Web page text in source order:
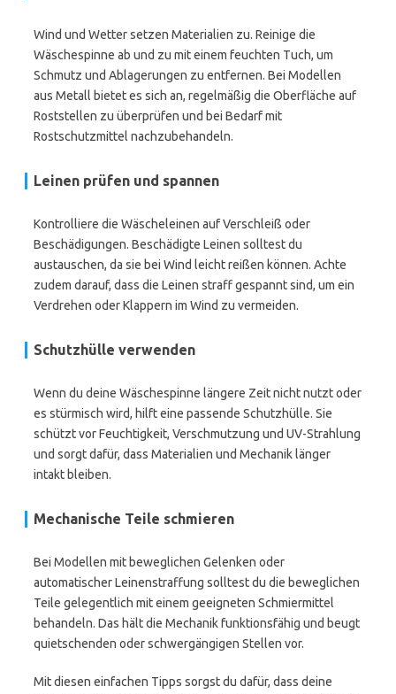
Wind und Wetter setzen Materialien zu. Reinige die
Wäschespinne ab und zu mit einem feuchten Tuch, um
Schmutz und Ablagerungen zu entfernen. Bei Modellen
aus Metall bietet es sich an, regelmäßig die Oberfläche auf
Roststellen zu überprüfen und bei Bedarf mit
Rostschutzmittel nachzubehandeln.
Leinen prüfen und spannen
Kontrolliere die Wäscheleinen auf Verschleiß oder
Beschädigungen. Beschädigte Leinen solltest du
austauschen, da sie bei Wind leicht reißen können. Achte
zudem darauf, dass die Leinen straff gespannt sind, um ein
Verdrehen oder Klappern im Wind zu vermeiden.
Schutzhülle verwenden
Wenn du deine Wäschespinne längere Zeit nicht nutzt oder
es stürmisch wird, hilft eine passende Schutzhülle. Sie
schützt vor Feuchtigkeit, Verschmutzung und UV-Strahlung
und sorgt dafür, dass Materialien und Mechanik länger
intakt bleiben.
Mechanische Teile schmieren
Bei Modellen mit beweglichen Gelenken oder
automatischer Leinenstraffung solltest du die beweglichen
Teile gelegentlich mit einem geeigneten Schmiermittel
behandeln. Das hält die Mechanik funktionsfähig und beugt
quietschenden oder schwergängigen Stellen vor.
Mit diesen einfachen Tipps sorgst du dafür, dass deine